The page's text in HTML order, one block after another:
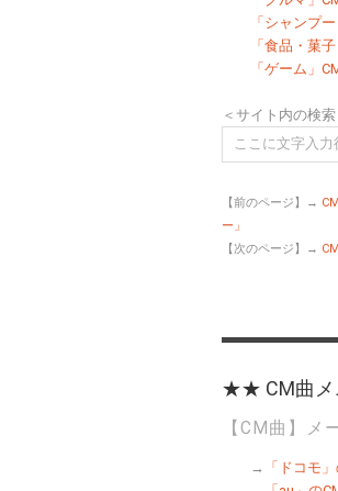
「シャンプ
「食品・菓
「ゲーム」
＜サイト内の検索
【前のページ】→
ー」
【次のページ】→
★★ CM曲
【CM曲】メ
→
「ドコモ